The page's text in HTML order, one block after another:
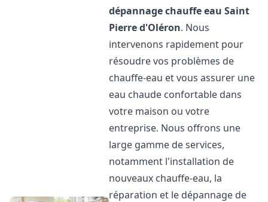
dépannage chauffe eau Saint
Pierre d'Oléron. Nous
intervenons rapidement pour
résoudre vos problèmes de
chauffe-eau et vous assurer une
eau chaude confortable dans
votre maison ou votre
entreprise. Nous offrons une
large gamme de services,
notamment l'installation de
nouveaux chauffe-eau, la
réparation et le dépannage de